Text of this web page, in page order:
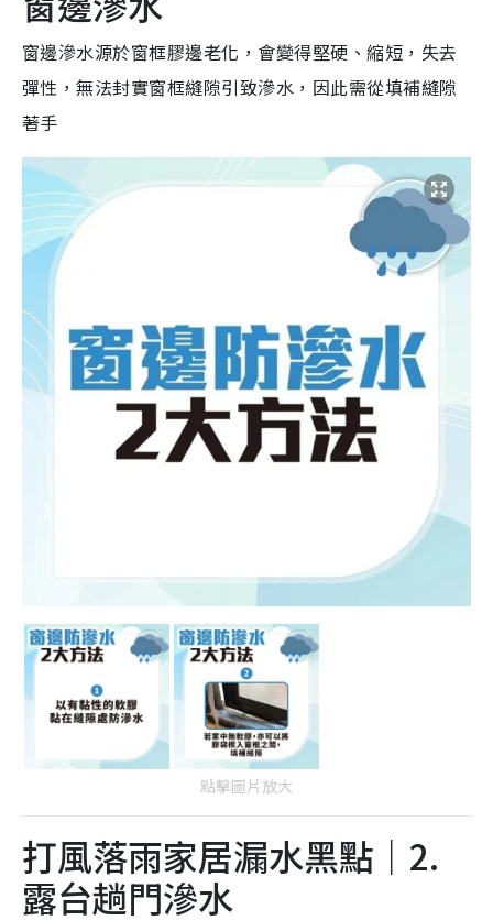
窗邊滲水源於窗框膠邊老化，會變得堅硬、縮短，失去
彈性，無法封實窗框縫隙引致滲水，因此需從填補縫隙
著手
點擊圖片放大
打風落雨家居漏水黑點｜2.
露台趟門滲水